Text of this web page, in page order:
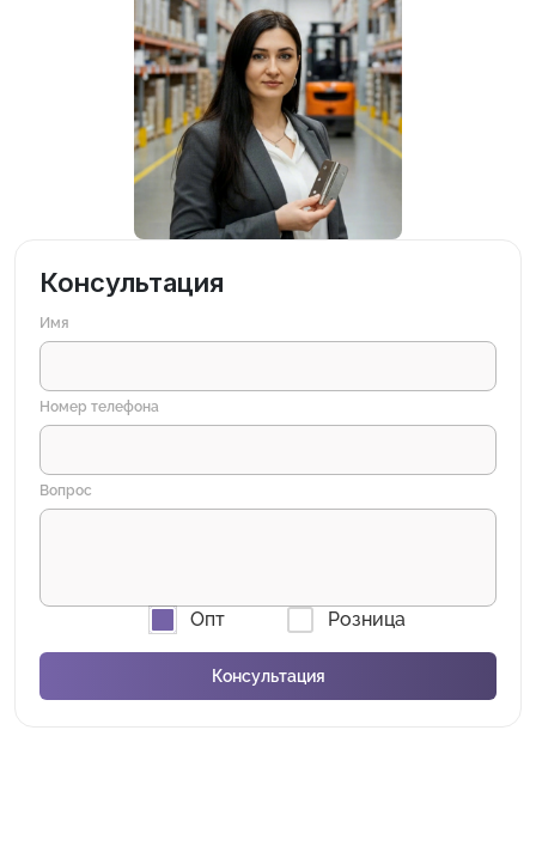
Консультация
Имя
Номер телефона
Вопрос
Опт Розница